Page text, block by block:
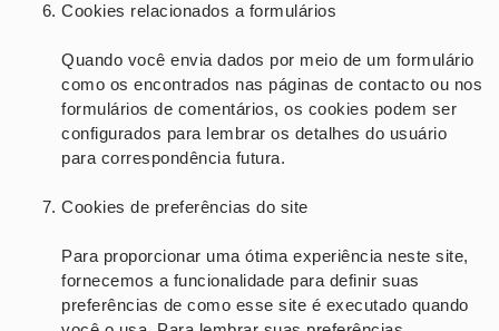
Cookies relacionados a formulários
Quando você envia dados por meio de um formulário
como os encontrados nas páginas de contacto ou nos
formulários de comentários, os cookies podem ser
configurados para lembrar os detalhes do usuário
para correspondência futura.
Cookies de preferências do site
Para proporcionar uma ótima experiência neste site,
fornecemos a funcionalidade para definir suas
preferências de como esse site é executado quando